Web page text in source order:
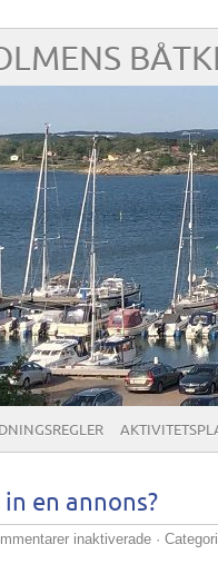
en annons?
inaktiveradeför
·